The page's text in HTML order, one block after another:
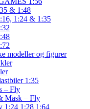
& 1:48
1:24 & 1:35
modeller og figurer
1:35
– Fly
Mask – Fly
1:24 1:28 1:64